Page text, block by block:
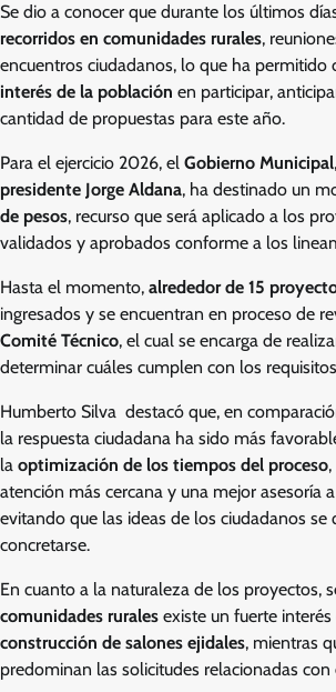
Se dio a conocer que durante los últimos
recorridos en comunidades rurales,
encuentros ciudadanos, lo que ha permitido
interés de la población en participar,
cantidad de propuestas para este año.
Para el ejercicio 2026, el Gobierno Municipal
presidente Jorge Aldana, ha destinado un
de pesos, recurso que será aplicado a los
validados y aprobados conforme a los
Hasta el momento, alrededor de 15
ingresados y se encuentran en proceso de
Comité Técnico, el cual se encarga de
determinar cuáles cumplen con los
Humberto Silva destacó que, en
la respuesta ciudadana ha sido más
la optimización de los tiempos del proceso
atención más cercana y una mejor asesoría
evitando que las ideas de los ciudadanos se
concretarse.
En cuanto a la naturaleza de los proyectos,
comunidades rurales existe un fuerte interés
construcción de salones ejidales, mientras
predominan las solicitudes relacionadas con